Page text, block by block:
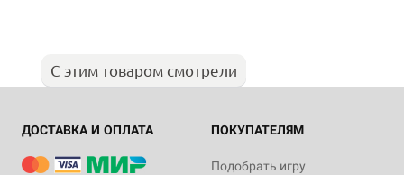
С этим товаром смотрели
ДОСТАВКА И ОПЛАТА ПОКУПАТЕЛЯМ
Подобрать игру